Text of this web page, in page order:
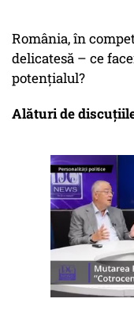
România, în
delicatesă – ce
potențialul?
Alături de